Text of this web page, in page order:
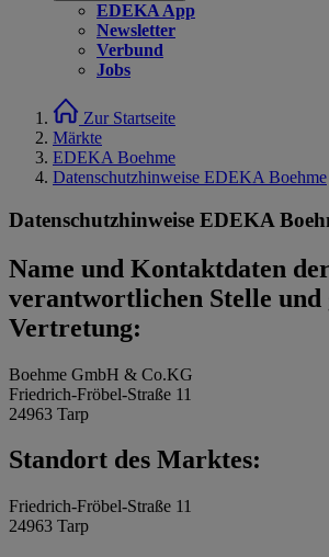
EDEKA App
Newsletter
Verbund
Jobs
Zur Startseite
Märkte
EDEKA Boehme
Datenschutzhinweise EDEKA Boehme
Datenschutzhinweise EDEKA
Name und Kontaktdaten der
verantwortlichen Stelle und
Vertretung:
Boehme GmbH & Co.KG
Friedrich-Fröbel-Straße 11
24963 Tarp
Standort des Marktes:
Friedrich-Fröbel-Straße 11
24963 Tarp